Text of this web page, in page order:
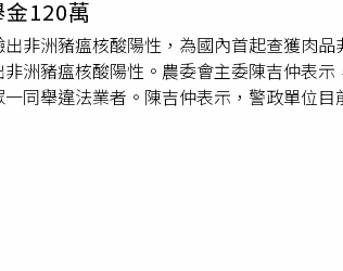
4名養豬場公務員與2名廠商涉犯違反廢棄
且有逃亡、串供、滅證之虞，均向法院聲
、10萬元、10萬元、5萬元，其餘被告及
定再利用，即屬廢棄物，未經許可即任
能觸犯廢棄物清理法等刑責；為維護國
關業者應恪遵環保法規，勿心存僥倖而觸
120萬
非洲豬瘟核酸陽性，為國內首起查獲肉品
洲豬瘟核酸陽性。農委會主委陳吉仲表
同舉違法業者。陳吉仲表示，警政單位目
件，其中PCR陽性4件，陰性40件，待
訪查的3607場皆未發現異常豬隻，現在到